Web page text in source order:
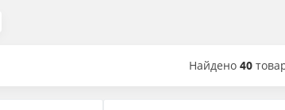
Найдено 40